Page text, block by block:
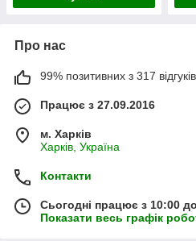
Про нас
99% позитивних з 317
Працює з 27.09.2016
м. Харків
Харків, Україна
Контакти
Сьогодні працює з 10:00
Показати весь графік